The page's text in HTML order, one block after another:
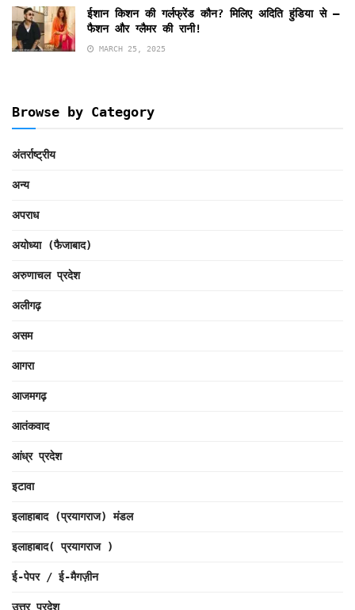
ईशान किशन की गर्लफ्रेंड कौन? मिलिए अदिति हुंडिया से –
फैशन और ग्लैमर की रानी!
MARCH 25, 2025
Browse by Category
अंतर्राष्ट्रीय
अन्य
अपराध
अयोध्या (फैजाबाद)
अरुणाचल प्रदेश
अलीगढ़
असम
आगरा
आजमगढ़
आतंकवाद
आंध्र प्रदेश
इटावा
इलाहाबाद (प्रयागराज) मंडल
इलाहाबाद( प्रयागराज )
ई-पेपर / ई-मैगज़ीन
उत्तर प्रदेश